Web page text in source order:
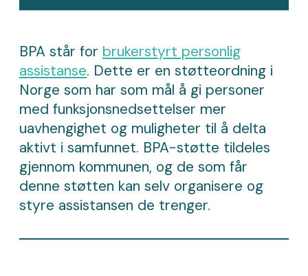
BPA står for brukerstyrt personlig
assistanse. Dette er en støtteordning i
Norge som har som mål å gi personer
med funksjonsnedsettelser mer
uavhengighet og muligheter til å delta
aktivt i samfunnet. BPA-støtte tildeles
gjennom kommunen, og de som får
denne støtten kan selv organisere og
styre assistansen de trenger.